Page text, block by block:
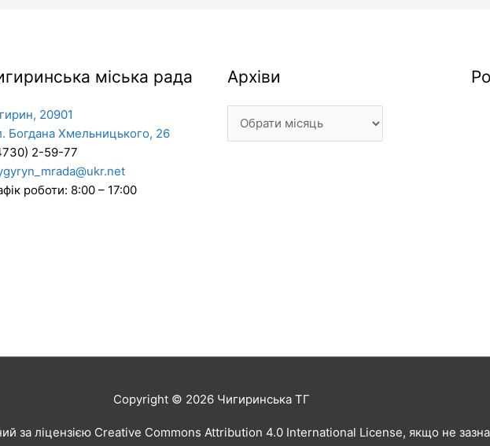
міська рада
20901
Богдана Хмельницького, 26
2-59-77
роботи: 8:00 – 17:00
Архіви
Архіви
Copyright © 2026 Чигиринська ТГ
за ліцензією Creative Commons Attribution 4.0 International License, якщо не